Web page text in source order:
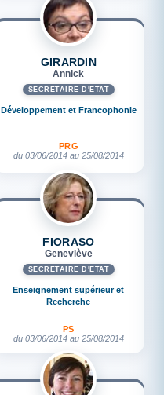
GIRARDIN
Annick
SECRÉTAIRE D'ETAT
Développement et Francophonie
PRG
du 03/06/2014 au 25/08/2014
FIORASO
Geneviève
SECRÉTAIRE D'ETAT
Enseignement supérieur et
Recherche
PS
du 03/06/2014 au 25/08/2014